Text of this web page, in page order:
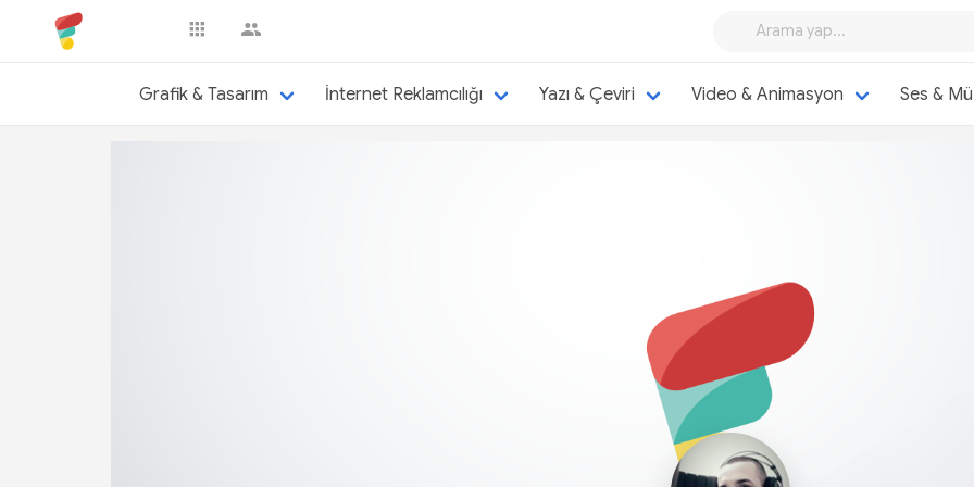
Grafik & Tasarım İnternet Reklamcılığı Yazı & Çeviri Video & Animasyon Ses &
erhanatabey